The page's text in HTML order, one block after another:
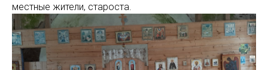
местные жители, староста.